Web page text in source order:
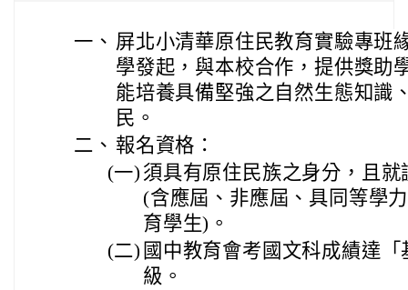
一、 屏北小清華原住民教育實驗專班
學發起，與本校合作，提供獎助
能培養具備堅強之自然生態知識
民。
二、 報名資格：
(一) 須具有原住民族之身分，且
(含應屆、非應屆、具同等學
育學生)。
(二) 國中教育會考國文科成績達
級。